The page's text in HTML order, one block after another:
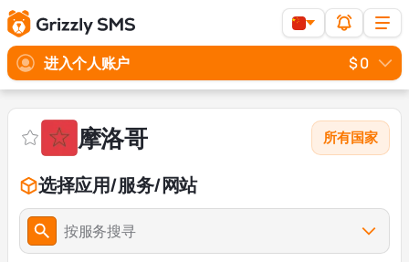
进入个人账户 $ 0
摩洛哥 所有国家
选择应用/服务/网站
按服务搜寻